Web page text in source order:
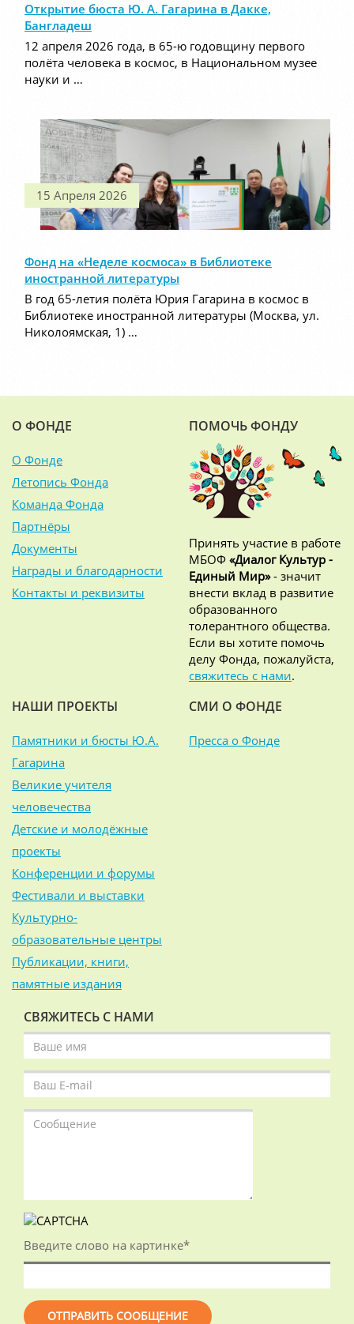
Открытие бюста Ю. А. Гагарина в Дакке,
Бангладеш
12 апреля 2026 года, в 65-ю годовщину первого
полёта человека в космос, в Национальном музее
науки и …
15 Апреля 2026
Фонд на «Неделе космоса» в Библиотеке
иностранной литературы
В год 65-летия полёта Юрия Гагарина в космос в
Библиотеке иностранной литературы (Москва, ул.
Николоямская, 1) …
О ФОНДЕ
О Фонде
Летопись Фонда
Команда Фонда
Партнёры
Документы
Награды и благодарности
Контакты и реквизиты
ПОМОЧЬ ФОНДУ
Принять участие в работе
МБОФ «Диалог Культур -
Единый Мир»- значит
внести вклад в развитие
образованного
толерантного общества.
Если вы хотите помочь
делу Фонда, пожалуйста,
свяжитесь с нами.
НАШИ ПРОЕКТЫ
Памятники и бюсты Ю.А.
Гагарина
Великие учителя
человечества
Детские и молодёжные
проекты
Конференции и форумы
Фестивали и выставки
Культурно-
образовательные центры
Публикации, книги,
памятные издания
СМИ О ФОНДЕ
Пресса о Фонде
СВЯЖИТЕСЬ С НАМИ
Введите слово на картинке*